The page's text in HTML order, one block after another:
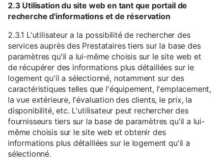
2.3 Utilisation du site web en tant que portail de
recherche d'informations et de réservation
2.3.1 L'utilisateur a la possibilité de rechercher des
services auprès des Prestataires tiers sur la base des
paramètres qu'il a lui-même choisis sur le site web et
de récupérer des informations plus détaillées sur le
logement qu'il a sélectionné, notamment sur des
caractéristiques telles que l'équipement, l'emplacement,
la vue extérieure, l'évaluation des clients, le prix, la
disponibilité, etc. L'utilisateur peut rechercher des
fournisseurs tiers sur la base de paramètres qu'il a lui-
même choisis sur le site web et obtenir des
informations plus détaillées sur le logement qu'il a
sélectionné.